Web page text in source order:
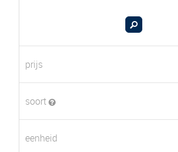
prijs
soort
eenheid